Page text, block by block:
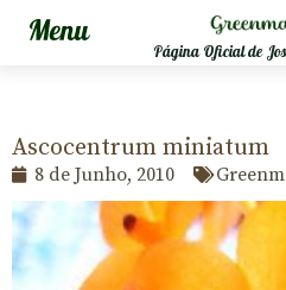
Página Oficial de
Ascocentrum miniatum
8 de Junho, 2010